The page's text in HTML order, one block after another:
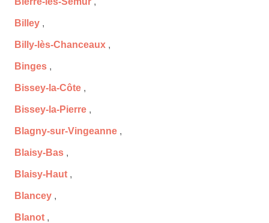
Billey ,
Billy-lès-Chanceaux ,
Binges ,
Bissey-la-Côte ,
Bissey-la-Pierre ,
Blagny-sur-Vingeanne ,
Blaisy-Bas ,
Blaisy-Haut ,
Blancey ,
Blanot ,